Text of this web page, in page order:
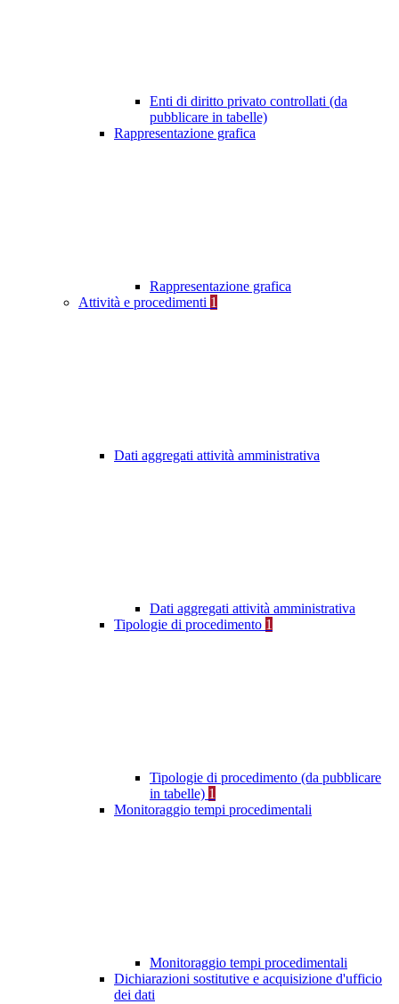
Enti di diritto privato controllati (da
pubblicare in tabelle)
Rappresentazione grafica
Rappresentazione grafica
Attività e procedimenti 1
Dati aggregati attività amministrativa
Dati aggregati attività amministrativa
Tipologie di procedimento 1
Tipologie di procedimento (da pubblicare
in tabelle) 1
Monitoraggio tempi procedimentali
Monitoraggio tempi procedimentali
Dichiarazioni sostitutive e acquisizione d'ufficio
dei dati